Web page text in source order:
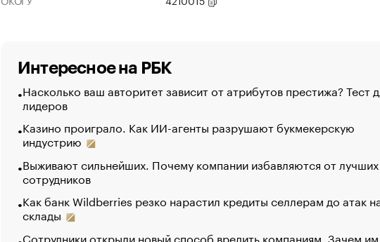
Интересное на РБК
Насколько ваш авторитет зависит от атрибутов престижа? Тест
лидеров
Казино проиграло. Как ИИ-агенты разрушают букмекерскую
индустрию
Выживают сильнейших. Почему компании избавляются от лучших
сотрудников
Как банк Wildberries резко нарастил кредиты селлерам до атак
склады
Сотрудники открыли новый способ вредить компаниям. Зачем